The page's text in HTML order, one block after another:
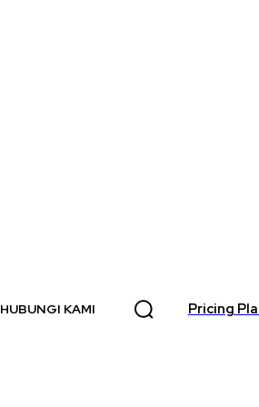
HUBUNGI KAMI Pricing